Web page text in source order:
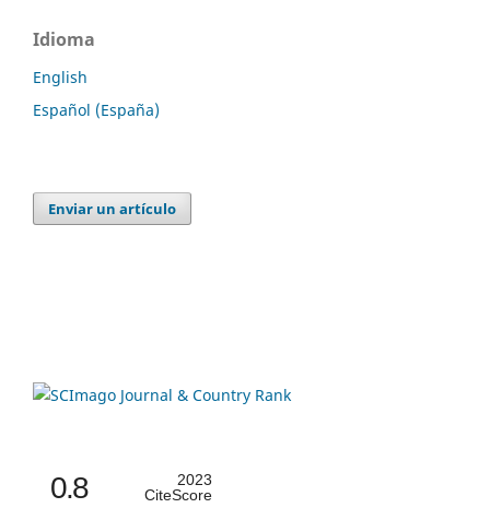
Idioma
English
Español (España)
Enviar un artículo
0.8
2023
CiteScore